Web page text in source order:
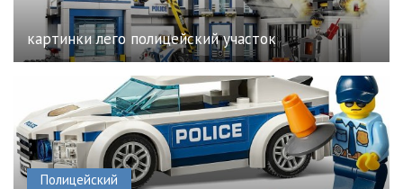
картинки лего полицейский участок
Полицейский